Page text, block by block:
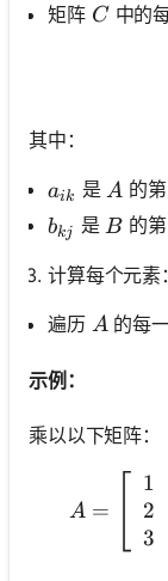
矩阵 C
C中的
其中：
a_{i k}
aik 是 A
A 的第
b_{k j}
bkj 是 B
B 的第
计算每个元素：
遍历 A
A 的每
示例：
乘以以下矩阵：
A =
1
2
3